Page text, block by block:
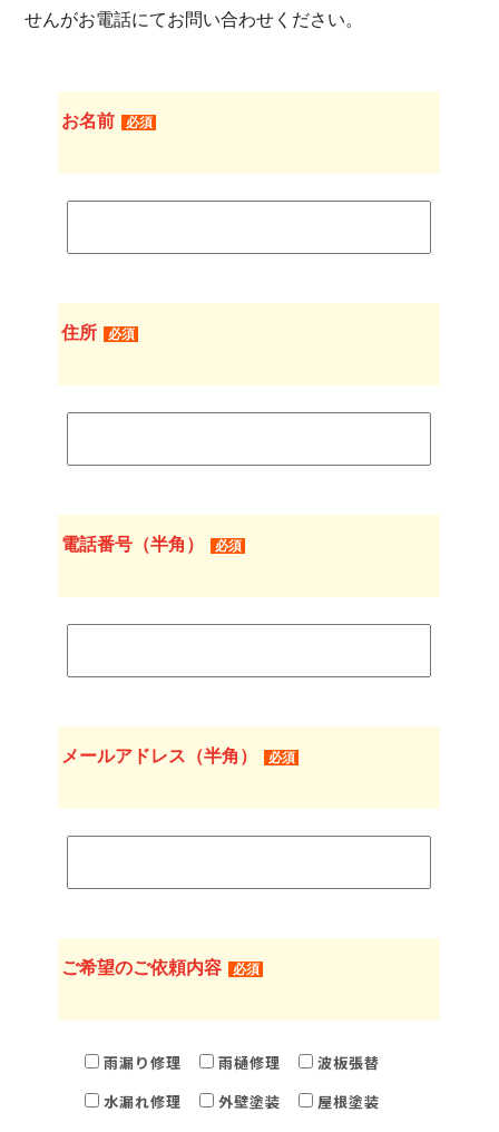
せんがお電話にてお問い合わせください。
お名前 必須
住所 必須
電話番号（半角） 必須
メールアドレス（半角） 必須
ご希望のご依頼内容 必須
雨漏り修理 雨樋修理
波板張替
水漏れ修理
外壁塗装
屋根塗装